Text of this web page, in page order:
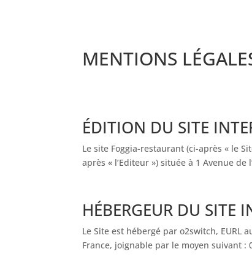
MENTIONS
ÉDITION DU SITE
Le site Foggia-restaurant (ci-après « le
après « l’Editeur ») située à 1 Avenue de
HÉBERGEUR DU SITE
Le Site est hébergé par o2switch, EURL
France, joignable par le moyen suivant :